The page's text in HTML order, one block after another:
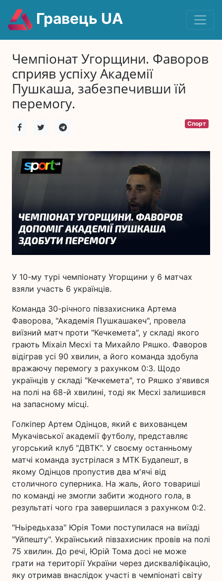
Гравець UA
Чемпіонат Угорщини. Фаворов
сприяв успіху Академії
Пушкаша, забезпечивши їй
перемогу.
Спорт
У 10-му турі чемпіонату Угорщини у 6 матчах
взяли участь 6 українців.
Команда 30-річного півзахисника Артема
Фаворова, "Академія Пушкашакеч", провела
виїзний матч проти "Кечкемета", у складі якого
грають Міхаіл Месхі та Михайло Ряшко. Фаворов
відіграв усі 90 хвилин, а його команда здобула
вражаючу перемогу з рахунком 0:3. Щодо
українців у складі "Кечкемета", то Ряшко з'явився
на полі на 68-й хвилині, тоді як Месхі залишився
на запасному місці.
Голкіпер Артем Одінцов, який є вихованцем
Мукачівської академії футболу, представляє
угорський клуб "ДВТК". У своєму останньому
матчі команда зустрілася з МТК Будапешт, в
якому Одінцов пропустив два м'ячі від
столичного суперника. На жаль, його товариші
по команді не змогли забити жодного гола, в
результаті чого гра завершилася з рахунком 0:2.
"Ньіредьхаза" Юрія Томи поступилася на виїзді
"Уйпешту". Український півзахисник провів на полі
75 хвилин. До речі, Юрій Тома досі не може
грати на території України через дискваліфікацію,
яку отримав внаслідок участі в чемпіонаті світу